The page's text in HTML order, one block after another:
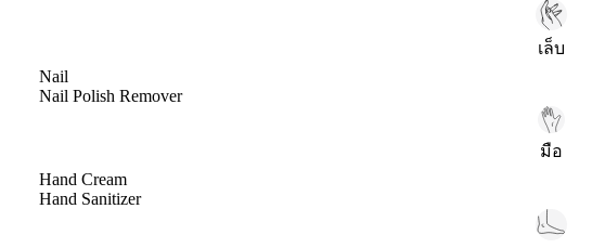
เล็บ
Nail
Nail Polish Remover
มือ
Hand Cream
Hand Sanitizer